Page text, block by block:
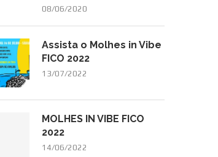
08/06/2020
Assista o Molhes in Vibe
FICO 2022
13/07/2022
MOLHES IN VIBE FICO
2022
14/06/2022